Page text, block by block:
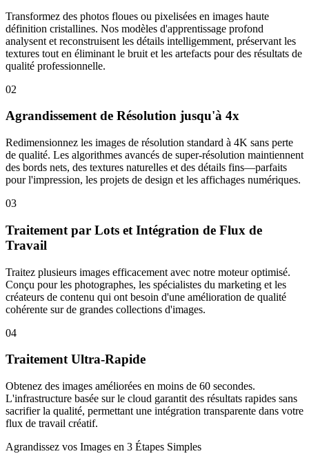
Transformez des photos floues ou pixelisées en images haute
définition cristallines. Nos modèles d'apprentissage profond
analysent et reconstruisent les détails intelligemment, préservant les
textures tout en éliminant le bruit et les artefacts pour des résultats de
qualité professionnelle.
02
Agrandissement de Résolution jusqu'à 4x
Redimensionnez les images de résolution standard à 4K sans perte
de qualité. Les algorithmes avancés de super-résolution maintiennent
des bords nets, des textures naturelles et des détails fins—parfaits
pour l'impression, les projets de design et les affichages numériques.
03
Traitement par Lots et Intégration de Flux de
Travail
Traitez plusieurs images efficacement avec notre moteur optimisé.
Conçu pour les photographes, les spécialistes du marketing et les
créateurs de contenu qui ont besoin d'une amélioration de qualité
cohérente sur de grandes collections d'images.
04
Traitement Ultra-Rapide
Obtenez des images améliorées en moins de 60 secondes.
L'infrastructure basée sur le cloud garantit des résultats rapides sans
sacrifier la qualité, permettant une intégration transparente dans votre
flux de travail créatif.
Agrandissez vos Images en 3 Étapes Simples